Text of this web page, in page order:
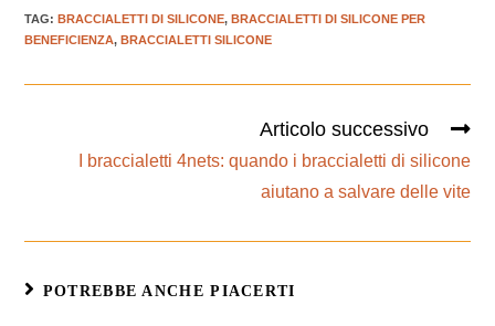
TAG:BRACCIALETTI DI SILICONE, BRACCIALETTI DI SILICONE PER
BENEFICIENZA, BRACCIALETTI SILICONE
Articolo successivo
I braccialetti 4nets: quando i braccialetti di silicone
aiutano a salvare delle vite
POTREBBE ANCHE PIACERTI